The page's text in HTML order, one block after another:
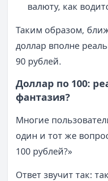
валюту, как
Таким образом,
доллар вполне
90 рублей.
Доллар по 100:
фантазия?
Многие
один и тот же
100 рублей?»
Ответ звучит так: